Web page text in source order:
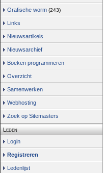
Grafische worm (243)
Links
Nieuwsartikels
Nieuwsarchief
Boeken programmeren
Overzicht
Samenwerken
Webhosting
Zoek op Sitemasters
Leden
Login
Registreren
Ledenlijst